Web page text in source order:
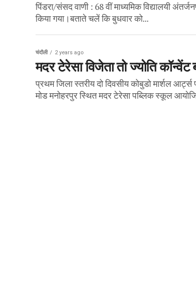
पिंडरा/संसद वाणी : 68 वीं माध्यमिक विद्यालयी
किया गया।बताते चलें कि बुधवार को...
चंदौली 2 years ago
मदर टेरेसा विजेता तो ज्योति कॉन्वेंट
प्रथम जिला स्तरीय दो दिवसीय कोबुडो मार्शल
मोड मनोहरपुर स्थित मदर टेरेसा पब्लिक स्कूल